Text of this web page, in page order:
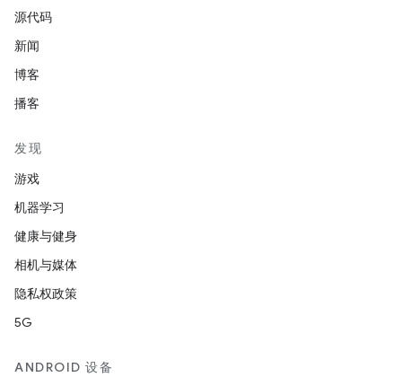
源代码
新闻
博客
播客
发现
游戏
机器学习
健康与健身
相机与媒体
隐私权政策
5G
ANDROID 设备